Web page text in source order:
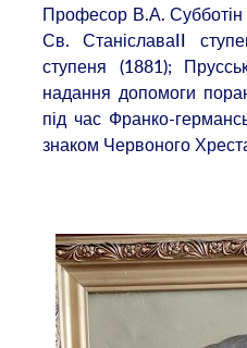
Професор В.А.
Св. СтаніславаII
ступеня (1881);
надання допомоги
під час Франко-
знаком Червоного